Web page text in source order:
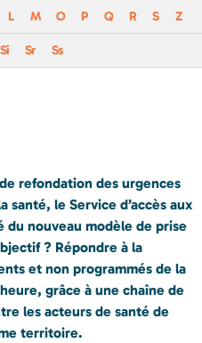
L M O P Q R S Z
Si Sr Ss
refondation des urgences
santé, le Service d’accès aux
du nouveau modèle de prise
? Répondre à la
et non programmés de la
grâce à une chaîne de
les acteurs de santé de
territoire.